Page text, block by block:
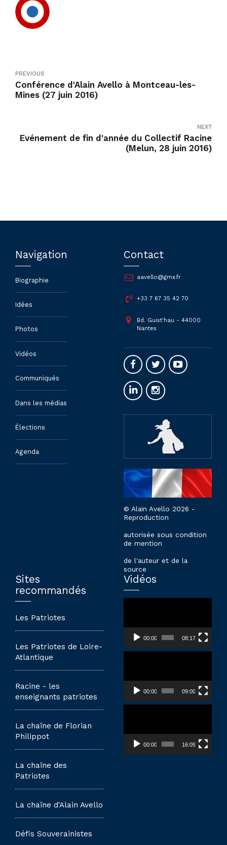
PREVIOUS
Conférence d'Alain Avello à Montceau-les-
Mines (27 juin 2016)
NEXT
Evénement de fin d'année du Collectif Racine
(Melun, 28 juin 2016)
Navigation
Biographie
Idées
Photos
Vidéos
Communiqués
Dans les médias
Élections
Agenda
Contact
aavello@gmx.fr
+33 7 67 35 42 70
Bd. Guist'hau - 44000
Nantes
© Alain Avello 2026 -
Reproduction
autorisée sous condition
de mention
de l'auteur et de la
source
Sites
recommandés
Les Patriotes
Les Patriotes de Loire-
Atlantique
Racine - les
enseignants patriotes
La chaîne de Florian
Philippot
La chaîne des
Patriotes
La chaîne d'Alain Avello
Défis Souverainistes
Vidéos
00:00 08:17
00:00 09:00
00:00 16:09